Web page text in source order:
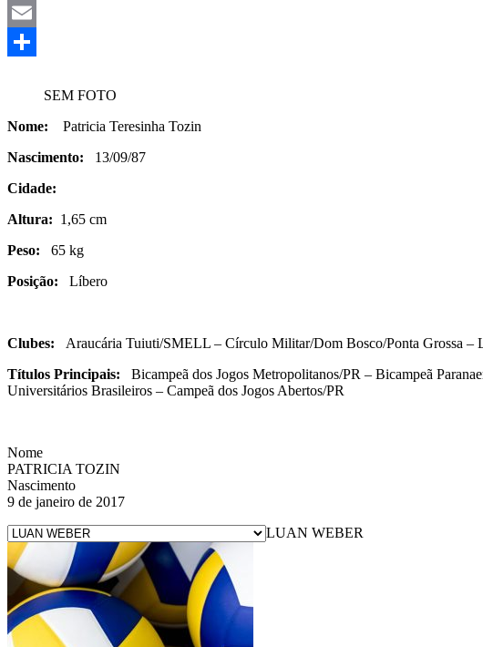
Mastodon
Email
SEM FOTO
Nome: Patricia Teresinha Tozin
Nascimento: 13/09/87
Cidade:
Altura: 1,65 cm
Peso: 65 kg
Posição: Líbero
Clubes: Araucária Tuiuti/SMELL – Círculo Militar/Dom Bosco/Ponta Grossa –
Títulos Principais: Bicampeã dos Jogos Metropolitanos/PR – Bicampeã
Universitários Brasileiros – Campeã dos Jogos Abertos/PR
Nome
PATRICIA TOZIN
Nascimento
9 de janeiro de 2017
LUAN WEBER